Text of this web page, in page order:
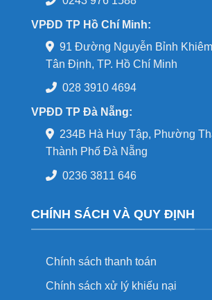
VPĐD TP Hồ Chí Minh:
91 Đường Nguyễn Bỉnh
Tân Định, TP. Hồ Chí Minh
028 3910 4694
VPĐD TP Đà Nẵng:
234B Hà Huy Tập, Phường
Thành Phố Đà Nẵng
0236 3811 646
CHÍNH SÁCH VÀ QUY ĐỊNH
Chính sách thanh toán
Chính sách xử lý khiếu nại